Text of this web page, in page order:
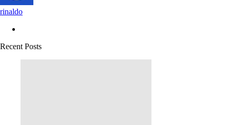
rinaldo
Recent Posts